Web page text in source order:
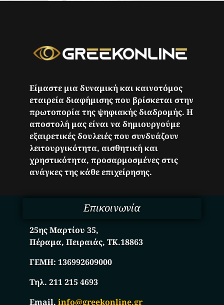
Είμαστε μια δυναμική και καινοτόμος
εταιρεία διαφήμισης που βρίσκεται στην
πρωτοπορία της ψηφιακής διαδρομής. Η
αποστολή μας είναι να δημιουργούμε
εξαιρετικές δουλειές που συνδυάζουν
λειτουργικότητα, αισθητική και
χρηστικότητα, προσαρμοσμένες στις
ανάγκες της κάθε επιχείρησης.
Επικοινωνία
25ης Μαρτίου 35,
Πέραμα, Πειραιάς, ΤΚ.18863
ΓΕΜΗ:136992609000
Τηλ. 211 215 4693
Email.info@greekonline.gr